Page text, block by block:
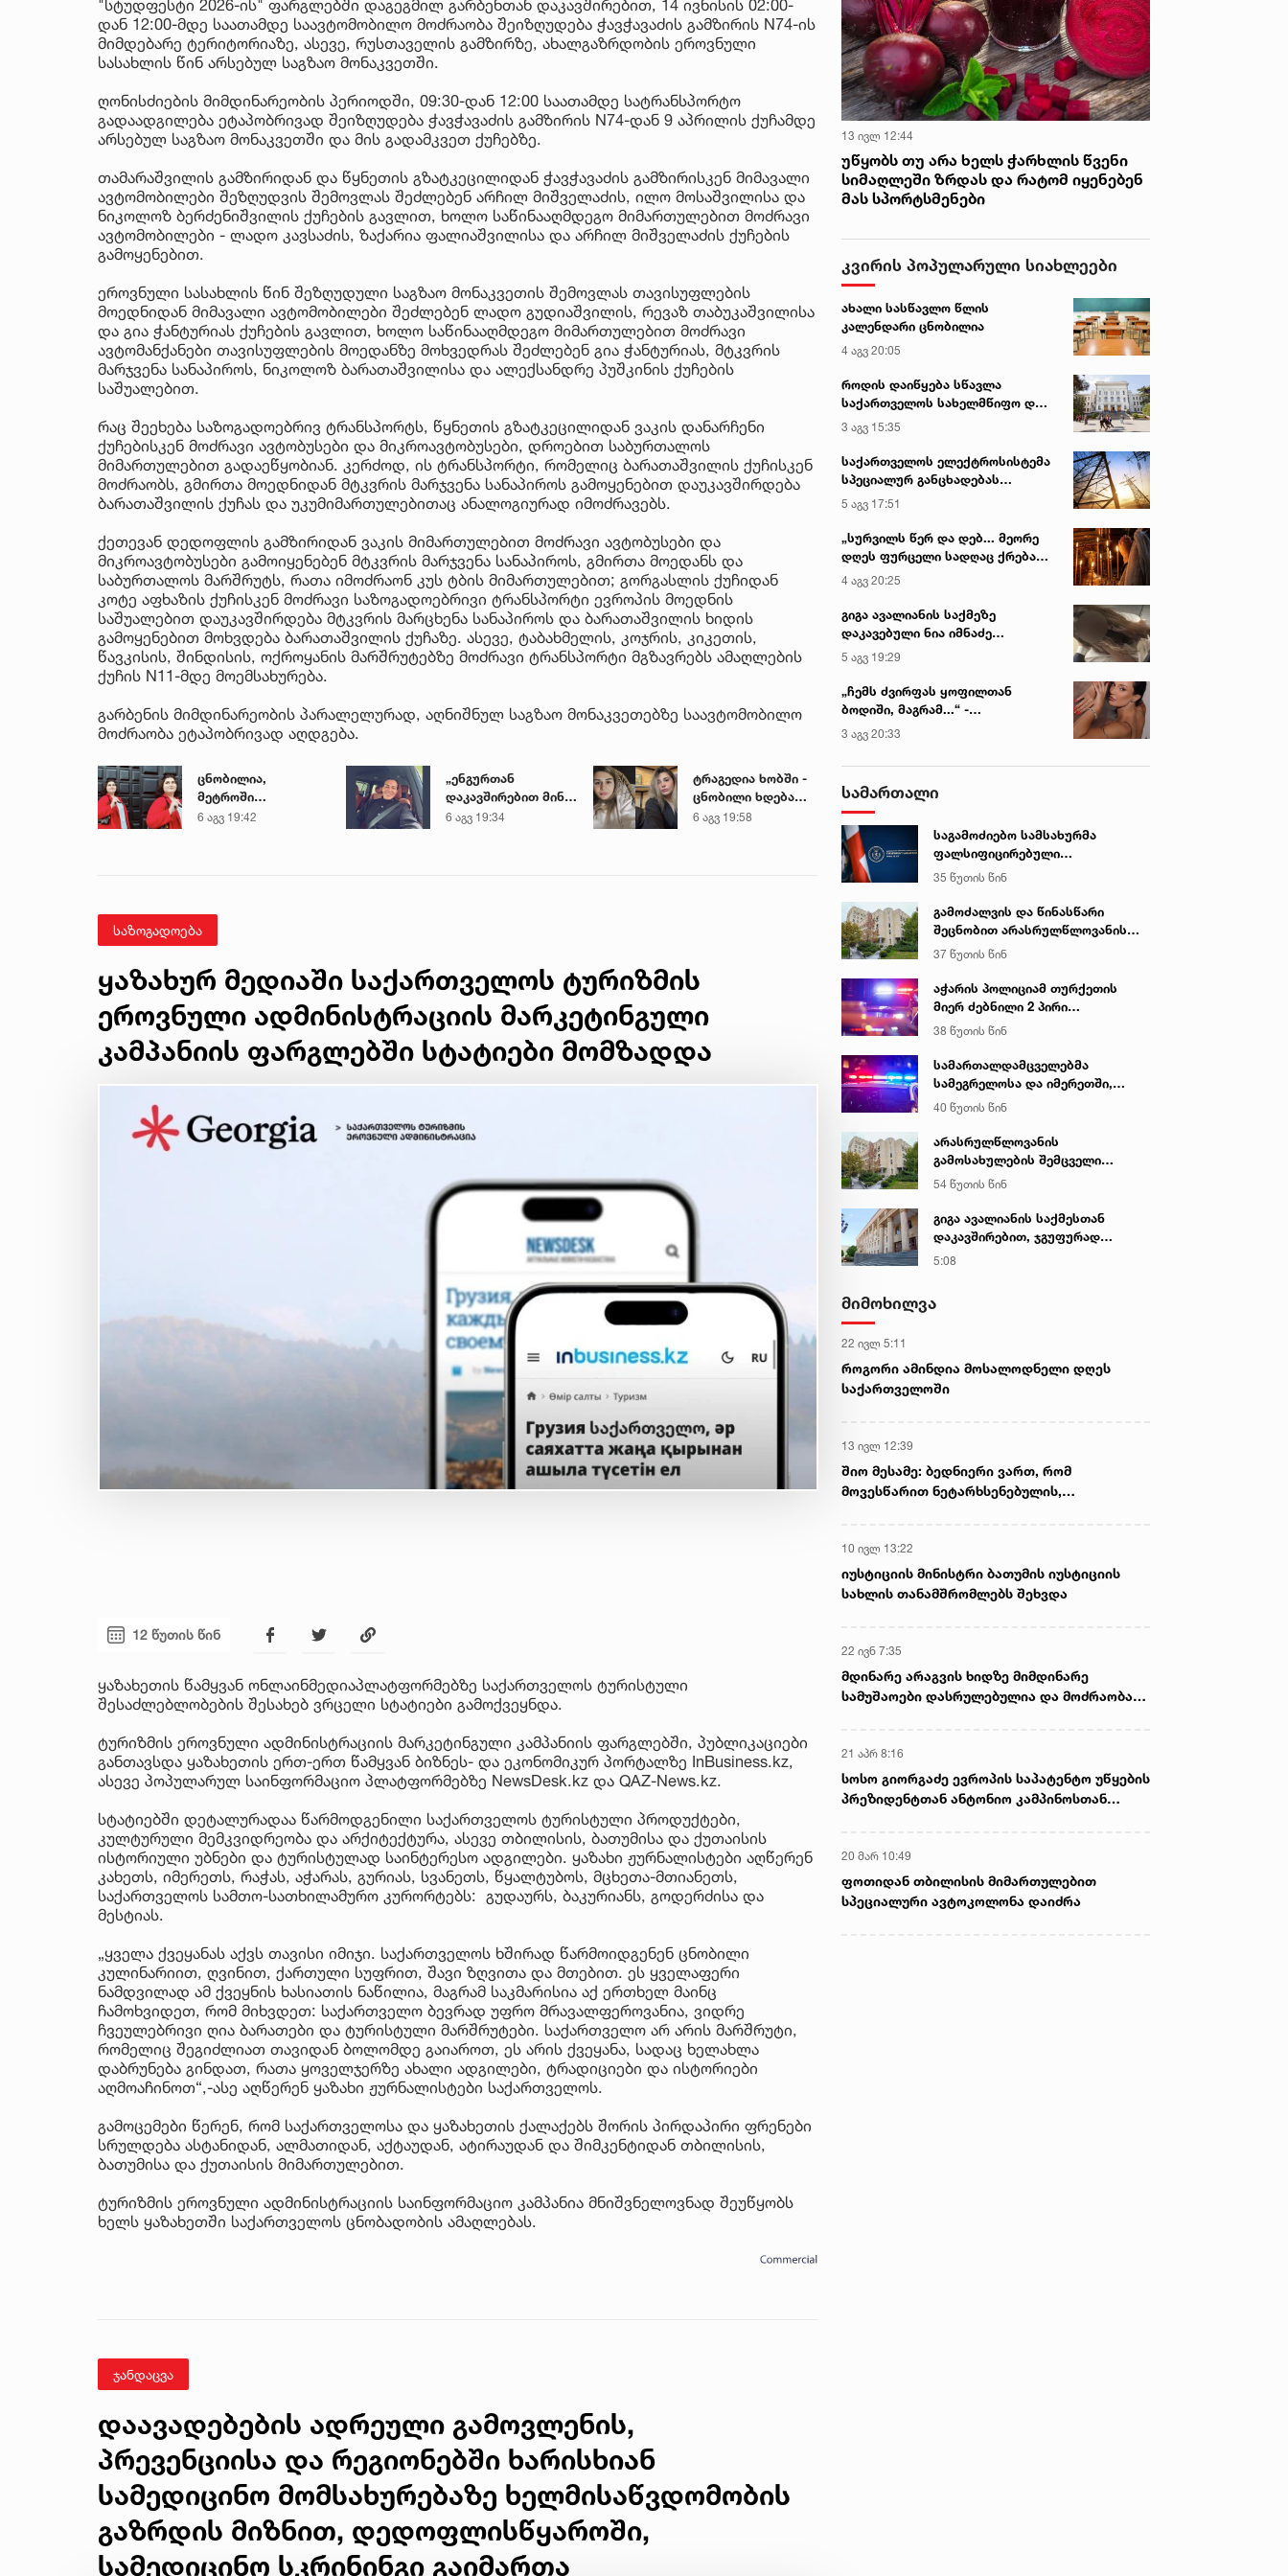
"სტუდფესტი 2026-ის" ფარგლებში დაგეგმილ გარბენთან დაკავშირებით, 14 ივნისის 02:00-
დან 12:00-მდე საათამდე საავტომობილო მოძრაობა შეიზღუდება ჭავჭავაძის გამზირის N74-ის
მიმდებარე ტერიტორიაზე, ასევე, რუსთაველის გამზირზე, ახალგაზრდობის ეროვნული
სასახლის წინ არსებულ საგზაო მონაკვეთში.
ღონისძიების მიმდინარეობის პერიოდში, 09:30-დან 12:00 საათამდე სატრანსპორტო
გადაადგილება ეტაპობრივად შეიზღუდება ჭავჭავაძის გამზირის N74-დან 9 აპრილის ქუჩამდე
არსებულ საგზაო მონაკვეთში და მის გადამკვეთ ქუჩებზე.
თამარაშვილის გამზირიდან და წყნეთის გზატკეცილიდან ჭავჭავაძის გამზირისკენ მიმავალი
ავტომობილები შეზღუდვის შემოვლას შეძლებენ არჩილ მიშველაძის, ილო მოსაშვილისა და
ნიკოლოზ ბერძენიშვილის ქუჩების გავლით, ხოლო საწინააღმდეგო მიმართულებით მოძრავი
ავტომობილები - ლადო კავსაძის, ზაქარია ფალიაშვილისა და არჩილ მიშველაძის ქუჩების
გამოყენებით.
ეროვნული სასახლის წინ შეზღუდული საგზაო მონაკვეთის შემოვლას თავისუფლების
მოედნიდან მიმავალი ავტომობილები შეძლებენ ლადო გუდიაშვილის, რევაზ თაბუკაშვილისა
და გია ჭანტურიას ქუჩების გავლით, ხოლო საწინააღმდეგო მიმართულებით მოძრავი
ავტომანქანები თავისუფლების მოედანზე მოხვედრას შეძლებენ გია ჭანტურიას, მტკვრის
მარჯვენა სანაპიროს, ნიკოლოზ ბარათაშვილისა და ალექსანდრე პუშკინის ქუჩების
საშუალებით.
რაც შეეხება საზოგადოებრივ ტრანსპორტს, წყნეთის გზატკეცილიდან ვაკის დანარჩენი
ქუჩებისკენ მოძრავი ავტობუსები და მიკროავტობუსები, დროებით საბურთალოს
მიმართულებით გადაეწყობიან. კერძოდ, ის ტრანსპორტი, რომელიც ბარათაშვილის ქუჩისკენ
მოძრაობს, გმირთა მოედნიდან მტკვრის მარჯვენა სანაპიროს გამოყენებით დაუკავშირდება
ბარათაშვილის ქუჩას და უკუმიმართულებითაც ანალოგიურად იმოძრავებს.
ქეთევან დედოფლის გამზირიდან ვაკის მიმართულებით მოძრავი ავტობუსები და
მიკროავტობუსები გამოიყენებენ მტკვრის მარჯვენა სანაპიროს, გმირთა მოედანს და
საბურთალოს მარშრუტს, რათა იმოძრაონ კუს ტბის მიმართულებით; გორგასლის ქუჩიდან
კოტე აფხაზის ქუჩისკენ მოძრავი საზოგადოებრივი ტრანსპორტი ევროპის მოედნის
საშუალებით დაუკავშირდება მტკვრის მარცხენა სანაპიროს და ბარათაშვილის ხიდის
გამოყენებით მოხვდება ბარათაშვილის ქუჩაზე. ასევე, ტაბახმელის, კოჯრის, კიკეთის,
წავკისის, შინდისის, ოქროყანის მარშრუტებზე მოძრავი ტრანსპორტი მგზავრებს ამაღლების
ქუჩის N11-მდე მოემსახურება.
გარბენის მიმდინარეობის პარალელურად, აღნიშნულ საგზაო მონაკვეთებზე საავტომობილო
მოძრაობა ეტაპობრივად აღდგება.
ცნობილია,
მეტროში
გარდაცვლილი 21
6 აგვ 19:42
„ენგურთან
დაკავშირებით მინდა
ვთქვა...“ - გოგა
6 აგვ 19:34
ტრაგედია ხობში -
ცნობილი ხდება
დაღუპული დედა-
6 აგვ 19:58
საზოგადოება
ყაზახურ მედიაში საქართველოს ტურიზმის
ეროვნული ადმინისტრაციის მარკეტინგული
კამპანიის ფარგლებში სტატიები მომზადდა
12 წუთის წინ
ყაზახეთის წამყვან ონლაინმედიაპლატფორმებზე საქართველოს ტურისტული
შესაძლებლობების შესახებ ვრცელი სტატიები გამოქვეყნდა.
ტურიზმის ეროვნული ადმინისტრაციის მარკეტინგული კამპანიის ფარგლებში, პუბლიკაციები
განთავსდა ყაზახეთის ერთ-ერთ წამყვან ბიზნეს- და ეკონომიკურ პორტალზე InBusiness.kz,
ასევე პოპულარულ საინფორმაციო პლატფორმებზე NewsDesk.kz და QAZ-News.kz.
სტატიებში დეტალურადაა წარმოდგენილი საქართველოს ტურისტული პროდუქტები,
კულტურული მემკვიდრეობა და არქიტექტურა, ასევე თბილისის, ბათუმისა და ქუთაისის
ისტორიული უბნები და ტურისტულად საინტერესო ადგილები. ყაზახი ჟურნალისტები აღწერენ
კახეთს, იმერეთს, რაჭას, აჭარას, გურიას, სვანეთს, წყალტუბოს, მცხეთა-მთიანეთს,
საქართველოს სამთო-სათხილამურო კურორტებს: გუდაურს, ბაკურიანს, გოდერძისა და
მესტიას.
„ყველა ქვეყანას აქვს თავისი იმიჯი. საქართველოს ხშირად წარმოიდგენენ ცნობილი
კულინარიით, ღვინით, ქართული სუფრით, შავი ზღვითა და მთებით. ეს ყველაფერი
ნამდვილად ამ ქვეყნის ხასიათის ნაწილია, მაგრამ საკმარისია აქ ერთხელ მაინც
ჩამოხვიდეთ, რომ მიხვდეთ: საქართველო ბევრად უფრო მრავალფეროვანია, ვიდრე
ჩვეულებრივი ღია ბარათები და ტურისტული მარშრუტები. საქართველო არ არის მარშრუტი,
რომელიც შეგიძლიათ თავიდან ბოლომდე გაიაროთ, ეს არის ქვეყანა, სადაც ხელახლა
დაბრუნება გინდათ, რათა ყოველჯერზე ახალი ადგილები, ტრადიციები და ისტორიები
აღმოაჩინოთ“,-ასე აღწერენ ყაზახი ჟურნალისტები საქართველოს.
გამოცემები წერენ, რომ საქართველოსა და ყაზახეთის ქალაქებს შორის პირდაპირი ფრენები
სრულდება ასტანიდან, ალმათიდან, აქტაუდან, ატირაუდან და შიმკენტიდან თბილისის,
ბათუმისა და ქუთაისის მიმართულებით.
ტურიზმის ეროვნული ადმინისტრაციის საინფორმაციო კამპანია მნიშვნელოვნად შეუწყობს
ხელს ყაზახეთში საქართველოს ცნობადობის ამაღლებას.
ჯანდაცვა
დაავადებების ადრეული გამოვლენის,
პრევენციისა და რეგიონებში ხარისხიან
სამედიცინო მომსახურებაზე ხელმისაწვდომობის
გაზრდის მიზნით, დედოფლისწყაროში,
სამედიცინო სკრინინგი გაიმართა
13 ივლ 12:44
უწყობს თუ არა ხელს ჭარხლის წვენი
სიმაღლეში ზრდას და რატომ იყენებენ
მას სპორტსმენები
კვირის პოპულარული სიახლეები
ახალი სასწავლო წლის
კალენდარი ცნობილია
4 აგვ 20:05
როდის დაიწყება სწავლა
საქართველოს სახელმწიფო და
კერძო უნივერსიტეტებში
3 აგვ 15:35
საქართველოს ელექტროსისტემა
სპეციალურ განცხადებას
ავრცელებს
5 აგვ 17:51
„სურვილს წერ და დებ... მეორე
დღეს ფურცელი სადღაც ქრება
და სურვილი სრულდება...“ -
სასწაულმოქმედი ტაძარი შიდა
ქართლში
4 აგვ 20:25
გიგა ავალიანის საქმეზე
დაკავებული ნია იმნაძე
კლინიკაში გადაჰყავთ
5 აგვ 19:29
„ჩემს ძვირფას ყოფილთან
ბოდიში, მაგრამ...“ -
ალექსანდრა პაიჭაძის
გულწრფელი აღიარება
3 აგვ 20:33
სამართალი
საგამოძიებო სამსახურმა
ფალსიფიცირებული
ალკოჰოლური სასმელებისა და
ყალბი აქციზური მარკების
დამზადება-გასაღების ფაქტზე 3
პირი დააკავა
35 წუთის წინ
გამოძალვის და წინასწარი
შეცნობით არასრულწლოვანის
გამოსახულების შემცველი
პორნოგრაფიული ნაწარმოების
დამზადების, შენახვისა და
გავრცელების ფაქტებზე, ერთ
37 წუთის წინ
აჭარის პოლიციამ თურქეთის
მიერ ძებნილი 2 პირი
ცეცხლსასროლი იარაღის
უკანონოდ შეძენა-შენახვა-
ტარებისა და საზღვრის უკანონო
კვეთის ბრალდებით დააკავა
38 წუთის წინ
სამართალდამცველებმა
სამეგრელოსა და იმერეთში,
ნარკოდანაშაულის ბრალდებით,
3 პირი დააკავეს
40 წუთის წინ
არასრულწლოვანის
გამოსახულების შემცველი
პორნოგრაფიული ნაწარმოების
დამზადების, შენახვისა და
გავრცელების ფაქტებზე, ერთ
პირს ბრალდება წარედგინა
54 წუთის წინ
გიგა ავალიანის საქმესთან
დაკავშირებით, ჯგუფურად
ჯანმრთელობის განზრახ მძიმე
მძიმე დანაშაულის
სასამართლო პროცესი,
სავარაუდოდ, დღეს გაიმართება
5:08
მიმოხილვა
22 ივლ 5:11
როგორი ამინდია მოსალოდნელი დღეს
საქართველოში
13 ივლ 12:39
შიო მესამე: ბედნიერი ვართ, რომ
მოვესწარით ნეტარხსენებულის,
10 ივლ 13:22
იუსტიციის მინისტრი ბათუმის იუსტიციის
სახლის თანამშრომლებს შეხვდა
22 ივნ 7:35
მდინარე არაგვის ხიდზე მიმდინარე
სამუშაოები დასრულებულია და მოძრაობა
21 აპრ 8:16
სოსო გიორგაძე ევროპის საპატენტო უწყების
პრეზიდენტთან ანტონიო კამპინოსთან
20 მარ 10:49
ფოთიდან თბილისის მიმართულებით
სპეციალური ავტოკოლონა დაიძრა